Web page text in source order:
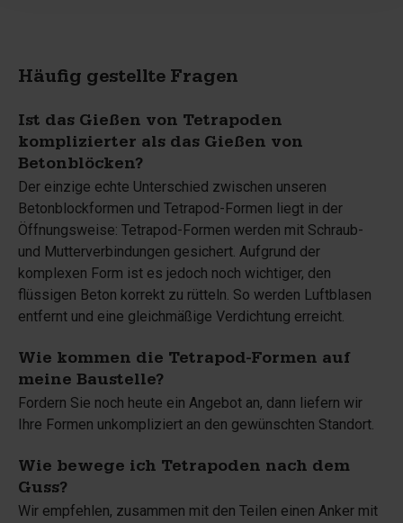
Häufig gestellte Fragen
Ist das Gießen von Tetrapoden
komplizierter als das Gießen von
Betonblöcken?
Der einzige echte Unterschied zwischen unseren
Betonblockformen und Tetrapod-Formen liegt in der
Öffnungsweise: Tetrapod-Formen werden mit Schraub-
und Mutterverbindungen gesichert. Aufgrund der
komplexen Form ist es jedoch noch wichtiger, den
flüssigen Beton korrekt zu rütteln. So werden Luftblasen
entfernt und eine gleichmäßige Verdichtung erreicht.
Wie kommen die Tetrapod-Formen auf
meine Baustelle?
Fordern Sie noch heute ein Angebot an, dann liefern wir
Ihre Formen unkompliziert an den gewünschten Standort.
Wie bewege ich Tetrapoden nach dem
Guss?
Wir empfehlen, zusammen mit den Teilen einen Anker mit